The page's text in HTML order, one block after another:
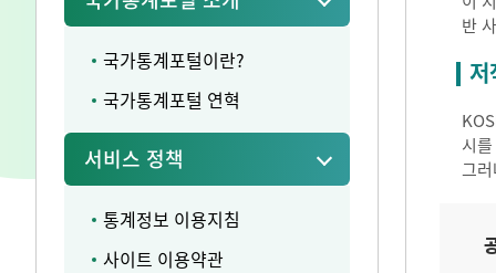
국가통계포털이란?
국가통계포털 연혁
서비스 정책
통계정보 이용지침
사이트 이용약관
반
저
시
그